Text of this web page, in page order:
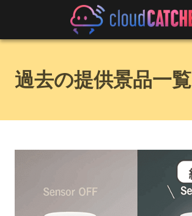
過去の提供景品一覧